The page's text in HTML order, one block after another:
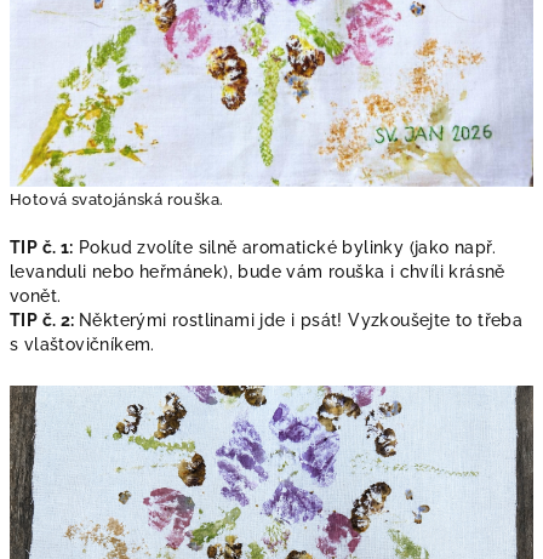
Hotová svatojánská rouška.
TIP č. 1: Pokud zvolíte silně aromatické bylinky (jako např.
levanduli nebo heřmánek), bude vám rouška i chvíli krásně
vonět.
TIP č. 2: Některými rostlinami jde i psát! Vyzkoušejte to třeba
s vlaštovičníkem.